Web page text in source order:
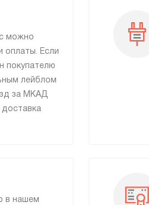
можно
оплаты. Если
покупателю
лейблом
за МКАД
в нашем